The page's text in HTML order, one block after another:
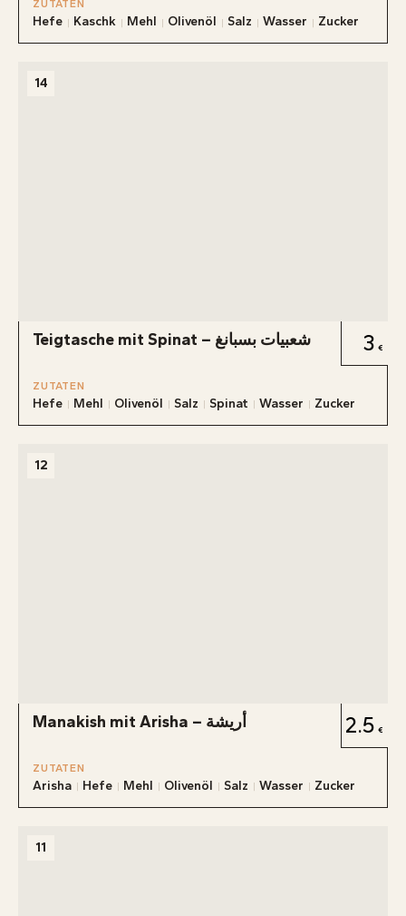
ZUTATEN
Hefe Kaschk Mehl Olivenöl Salz Wasser Zucker
14
Teigtasche mit Spinat – شعبيات بسبانغ 3
ZUTATEN
Hefe Mehl Olivenöl Salz Spinat Wasser Zucker
12
Manakish mit Arisha – أريشة 2.5
ZUTATEN
Arisha Hefe Mehl Olivenöl Salz Wasser Zucker
11